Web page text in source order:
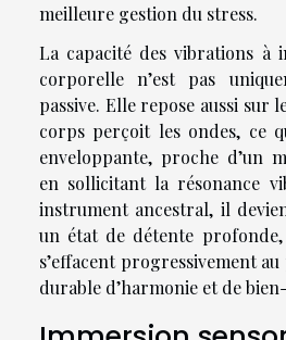
meilleure gestion du stress.
La capacité des vibrations à
corporelle n’est pas
passive. Elle repose aussi sur
corps perçoit les ondes, ce
enveloppante, proche d’un
en sollicitant la résonance
instrument ancestral, il
un état de détente
s’effacent progressivement
durable d’harmonie et de